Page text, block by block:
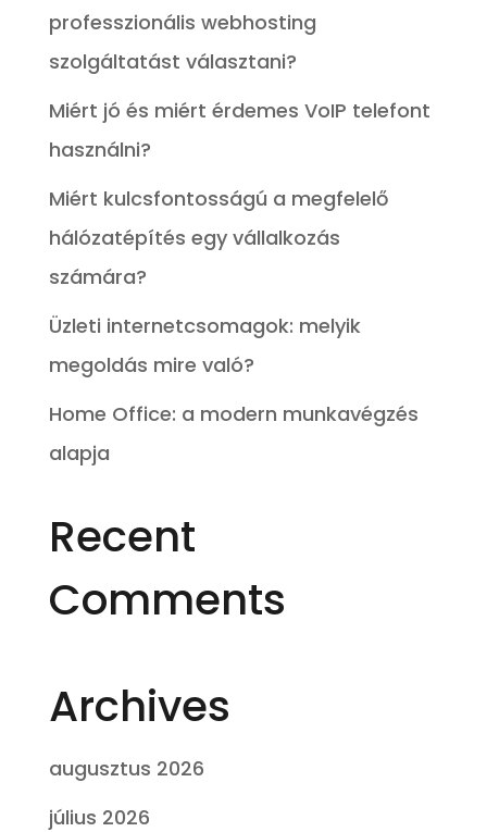
professzionális webhosting
szolgáltatást választani?
Miért jó és miért érdemes VoIP telefont
használni?
Miért kulcsfontosságú a megfelelő
hálózatépítés egy vállalkozás
számára?
Üzleti internetcsomagok: melyik
megoldás mire való?
Home Office: a modern munkavégzés
alapja
Recent
Comments
Archives
augusztus 2026
július 2026